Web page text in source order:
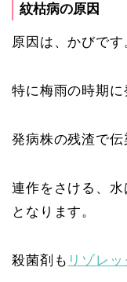
紋枯病の原因
原因は、かびです
特に梅雨の時期に
発病株の残渣で伝
連作をさける、
となります。
殺菌剤も リゾレ